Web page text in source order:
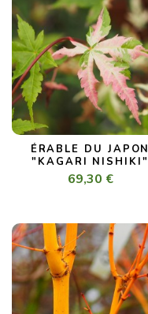
ÉRABLE DU JAPON
"KAGARI NISHIKI"
69,30 €